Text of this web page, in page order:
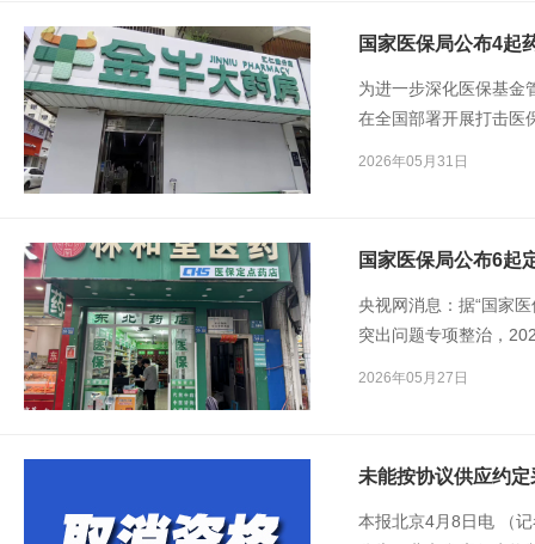
国家医保局公布4起
为进一步深化医保基金
在全国部署开展打击医
2026年05月31日
国家医保局公布6起
央视网消息：据“国家
突出问题专项整治，
2026年05月27日
未能按协议供应约
本报北京4月8日电 （